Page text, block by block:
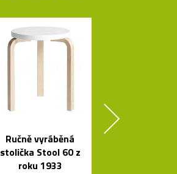
Ručně vyráběná
stolička Stool 60 z
roku 1933